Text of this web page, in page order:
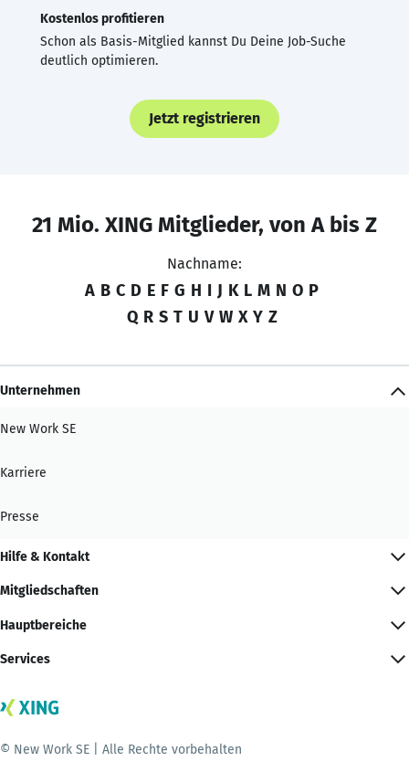
Kostenlos profitieren
Schon als Basis-Mitglied kannst Du Deine Job-Suche
deutlich optimieren.
Jetzt registrieren
21 Mio. XING Mitglieder, von A bis Z
Nachname:
A B C D E F G H I J K L M N O P
Q R S T U V W X Y Z
Unternehmen
New Work SE
Karriere
Presse
Hilfe & Kontakt
Mitgliedschaften
Hauptbereiche
Services
© New Work SE | Alle Rechte vorbehalten